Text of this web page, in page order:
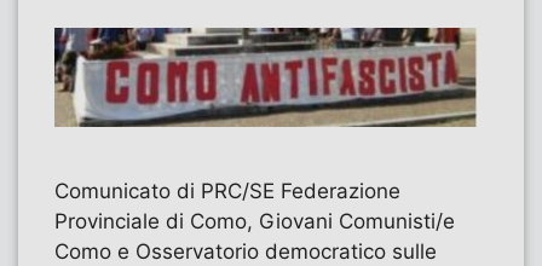
Comunicato di PRC/SE Federazione
Provinciale di Como, Giovani Comunisti/e
Como e Osservatorio democratico sulle